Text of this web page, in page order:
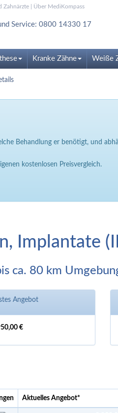
Zahnärzte| Über MediKompass
Service: 0800 14330 17
Kranke Zähne Weiße
Behandlung er benötigt, und
kostenlosen Preisvergleich.
Implantate
ca. 80 km
Angebot
€
Aktuelles Angebot*